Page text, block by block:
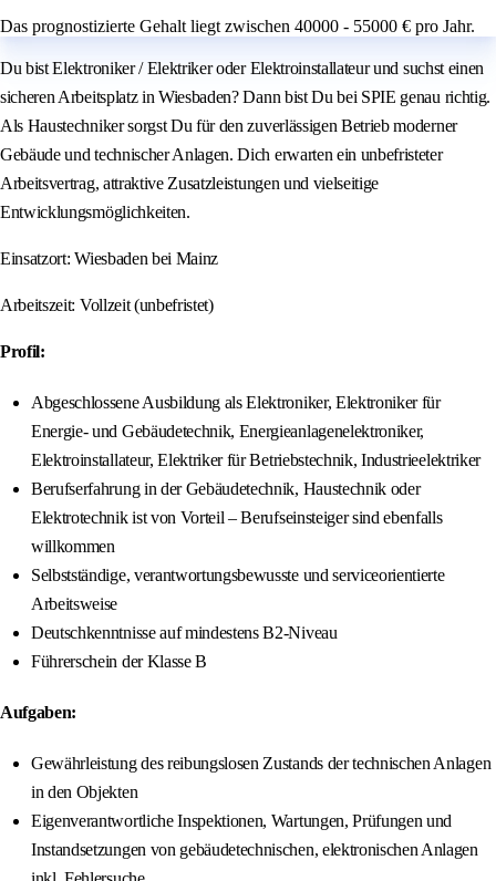
Das prognostizierte Gehalt liegt zwischen 40000 - 55000 € pro Jahr.
Du bist Elektroniker / Elektriker oder Elektroinstallateur und suchst einen
sicheren Arbeitsplatz in Wiesbaden? Dann bist Du bei SPIE genau richtig.
Als Haustechniker sorgst Du für den zuverlässigen Betrieb moderner
Gebäude und technischer Anlagen. Dich erwarten ein unbefristeter
Arbeitsvertrag, attraktive Zusatzleistungen und vielseitige
Entwicklungsmöglichkeiten.
Einsatzort: Wiesbaden bei Mainz
Arbeitszeit: Vollzeit (unbefristet)
Profil:
Abgeschlossene Ausbildung als Elektroniker, Elektroniker für
Energie- und Gebäudetechnik, Energieanlagenelektroniker,
Elektroinstallateur, Elektriker für Betriebstechnik, Industrieelektriker
Berufserfahrung in der Gebäudetechnik, Haustechnik oder
Elektrotechnik ist von Vorteil – Berufseinsteiger sind ebenfalls
willkommen
Selbstständige, verantwortungsbewusste und serviceorientierte
Arbeitsweise
Deutschkenntnisse auf mindestens B2-Niveau
Führerschein der Klasse B
Aufgaben:
Gewährleistung des reibungslosen Zustands der technischen Anlagen
in den Objekten
Eigenverantwortliche Inspektionen, Wartungen, Prüfungen und
Instandsetzungen von gebäudetechnischen, elektronischen Anlagen